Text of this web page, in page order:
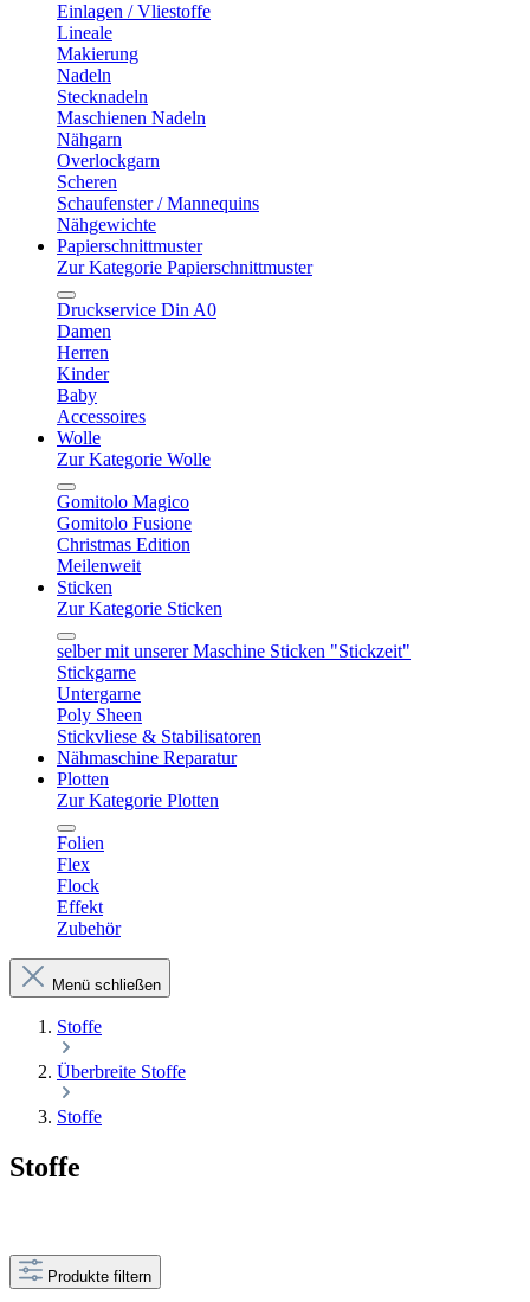
Einlagen / Vliestoffe
Lineale
Makierung
Nadeln
Stecknadeln
Maschienen Nadeln
Nähgarn
Overlockgarn
Scheren
Schaufenster / Mannequins
Nähgewichte
Papierschnittmuster
Zur Kategorie Papierschnittmuster
Druckservice Din A0
Damen
Herren
Kinder
Baby
Accessoires
Wolle
Zur Kategorie Wolle
Gomitolo Magico
Gomitolo Fusione
Christmas Edition
Meilenweit
Sticken
Zur Kategorie Sticken
selber mit unserer Maschine Sticken "Stickzeit"
Stickgarne
Untergarne
Poly Sheen
Stickvliese & Stabilisatoren
Nähmaschine Reparatur
Plotten
Zur Kategorie Plotten
Folien
Flex
Flock
Effekt
Zubehör
Menü schließen
Stoffe
Überbreite Stoffe
Stoffe
Stoffe
Produkte filtern